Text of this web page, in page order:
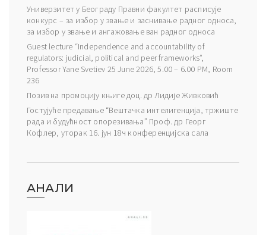
Универзитет у Београду Правни факултет расписује
конкурс – за избор у звање и заснивање радног односа,
за избор у звање и ангажовање ван радног односа
Guest lecture “Independence and accountability of
regulators: judicial, political and peer frameworks”,
Professor Yane Svetiev 25 June 2026, 5.00 – 6.00 PM, Room
236
Позив на промоцију књиге доц. др Лидије Живковић
Гостујуће предавање “Вештачка интелигенција, тржиште
рада и будућност опорезивања” Проф. др Георг
Кофлер, уторак 16. јун 18ч конференцијска сала
АНАЛИ